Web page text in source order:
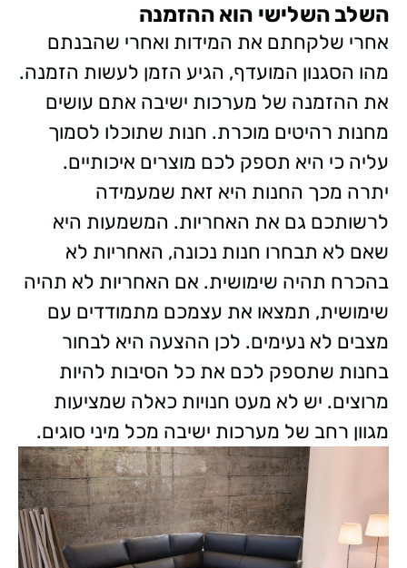
השלב השלישי הוא ההזמנה
אחרי שלקחתם את המידות ואחרי שהבנתם
מהו הסגנון המועדף, הגיע הזמן לעשות הזמנה.
את ההזמנה של מערכות ישיבה אתם עושים
מחנות רהיטים מוכרת. חנות שתוכלו לסמוך
עליה כי היא תספק לכם מוצרים איכותיים.
יתרה מכך החנות היא זאת שמעמידה
לרשותכם גם את האחריות. המשמעות היא
שאם לא תבחרו חנות נכונה, האחריות לא
בהכרח תהיה שימושית. אם האחריות לא תהיה
שימושית, תמצאו את עצמכם מתמודדים עם
מצבים לא נעימים. לכן ההצעה היא לבחור
בחנות שתספק לכם את כל הסיבות להיות
מרוצים. יש לא מעט חנויות כאלה שמציעות
מגוון רחב של מערכות ישיבה מכל מיני סוגים.